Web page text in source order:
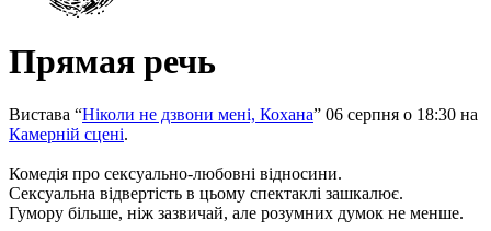
Прямая речь
Вистава “Ніколи не дзвони мені, Кохана” 06 серпня о 18:30 на
Камерній сцені.
Комедія про сексуально-любовні відносини.
Сексуальна відвертість в цьому спектаклі зашкалює.
Гумору більше, ніж зазвичай, але розумних думок не менше.